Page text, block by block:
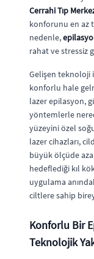
Cerrahi Tıp
konforunu en az
nedenle,
rahat ve stressiz
Gelişen teknoloji
konforlu hale
lazer epilasyon,
yöntemlerle
yüzeyini özel
lazer cihazları,
büyük ölçüde
hedeflediği kıl
uygulama
ciltlere sahip
Konforlu Bir
Teknolojik